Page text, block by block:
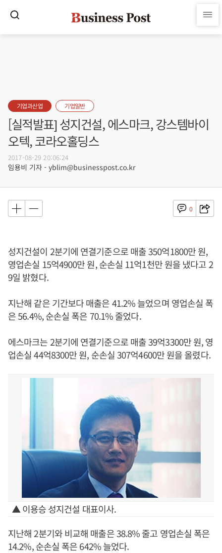
기업과산업 기업일반
[실적발표] 성지건설, 에스마크, 강스템바이
오텍, 코라오홀딩스
2017-08-29 20:06:24
임용비 기자 - yblim@businesspost.co.kr
0
성지건설이 2분기에 연결기준으로 매출 350억1800만 원,
영업손실 15억4900만 원, 순손실 11억1천만 원을 냈다고 2
9일 밝혔다.
지난해 같은 기간보다 매출은 41.2% 늘었으며 영업손실 폭
은 56.4%, 순손실 폭은 70.1% 줄었다.
에스마크는 2분기에 연결기준으로 매출 39억3300만 원, 영
업손실 44억8300만 원, 순손실 307억4600만 원을 올렸다.
▲ 이용승 성지건설 대표이사.
지난해 2분기와 비교해 매출은 38.8% 줄고 영업손실 폭은
14.2%, 순손실 폭은 642% 늘었다.